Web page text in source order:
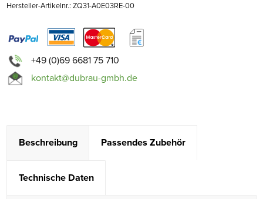
Hersteller-Artikelnr.: ZQ31-A0E03RE-00
+49 (0)69 6681 75 710
kontakt@dubrau-gmbh.de
Beschreibung Passendes Zubehör
Technische Daten